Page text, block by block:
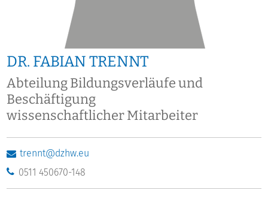
DR. FABIAN TRENNT
Abteilung Bildungsverläufe und
Beschäftigung
wissenschaftlicher Mitarbeiter
trennt@dzhw.eu
0511 450670-148